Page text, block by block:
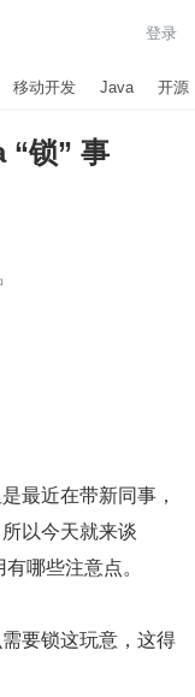
登录
移动开发 Java 开源
“锁” 事
最近在带新同事，
以今天就来谈
哪些注意点。
要锁这玩意，这得